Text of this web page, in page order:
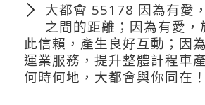
大都會 55178 因為有愛
之間的距離；因為有愛，
此信賴，產生良好互動；因
運業服務，提升整體計程車
何時何地，大都會與你同在！